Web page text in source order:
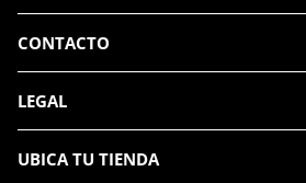
CONTACTO
LEGAL
UBICA TU TIENDA